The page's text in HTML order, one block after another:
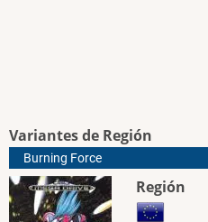
Variantes de Región
Burning Force
Región